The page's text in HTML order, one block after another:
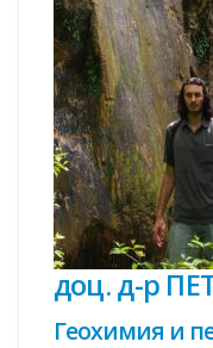
доц. д-р
Геохимия и